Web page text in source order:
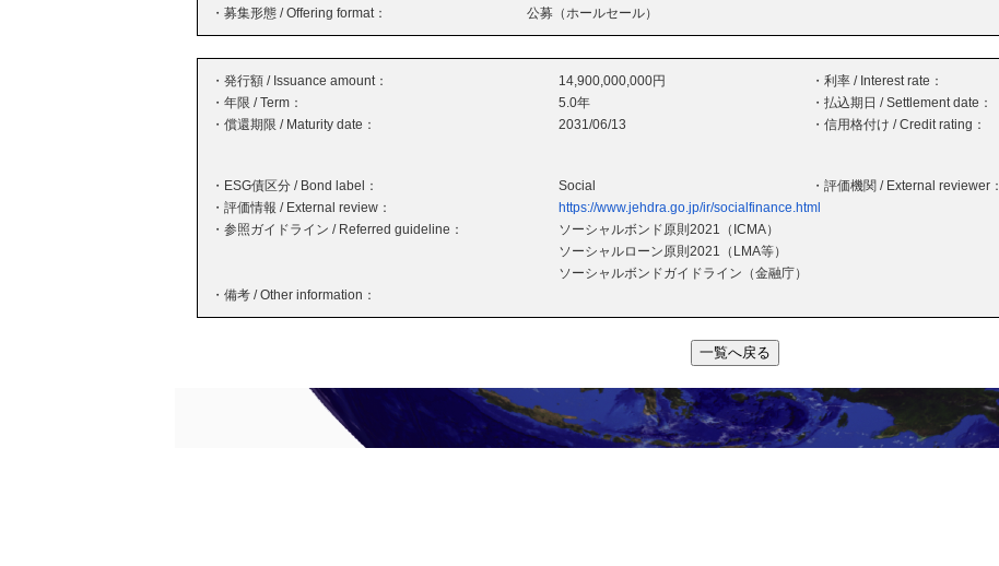
・募集形態 / Offering format：
公募（ホールセール）
・発行額 / Issuance amount： 14,900,000,000円 ・利率 / Interest rate：
・年限 / Term：
5.0年 ・払込期日 / Settlement date：
・償還期限 / Maturity date：
2031/06/13 ・信用格付け / Credit rating：
・ESG債区分 / Bond label： Social ・評価機関 / External reviewer：
・評価情報 / External review：
https://www.jehdra.go.jp/ir/socialfinance.html
・参照ガイドライン / Referred guideline：
ソーシャルボンド原則2021（ICMA）
ソーシャルローン原則2021（LMA等）
ソーシャルボンドガイドライン（金融庁）
・備考 / Other information：
一覧へ戻る